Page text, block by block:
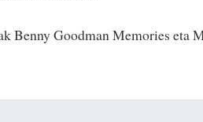
Benny Goodman Memories eta